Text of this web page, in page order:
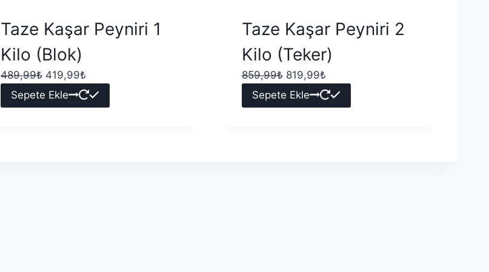
Taze Kaşar Peyniri 1
Kilo (Blok)
489,99₺ 419,99₺
Sepete Ekle
Taze Kaşar Peyniri 2
Kilo (Teker)
859,99₺ 819,99₺
Sepete Ekle